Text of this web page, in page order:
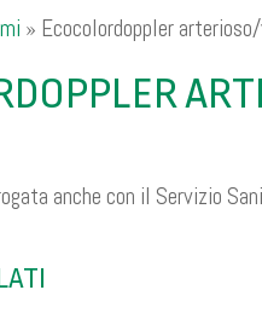
» Ecocolordoppler
anche con il Servizio